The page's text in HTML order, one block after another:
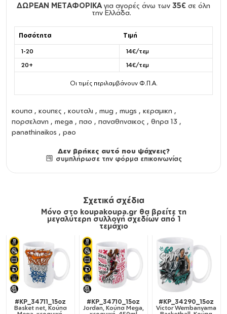
ΔΩΡΕΑΝ ΜΕΤΑΦΟΡΙΚΑ για αγορές άνω των 35€ σε όλη
την Ελλάδα.
Ποσότητα Τιμή
1-20
14€/τεμ
20+
14€/τεμ
Οι τιμές περιλαμβάνουν Φ.Π.Α.
κουπα , κουπες , κουταλι , mug , mugs , κεραμικη ,
πορσελανη , mega , παο , παναθηναικος , θηρα 13 ,
panathinaikos , pao
Δεν βρήκες αυτό που ψάχνεις?
συμπλήρωσε την φόρμα επικοινωνίας
Σχετικά σχέδια
Μόνο στο koupakoupa.gr θα βρείτε τη
μεγαλύτερη συλλογή σχεδίων από 1
τεμάχιο
#KP_34711_15oz
Basket net, Κούπα
#KP_34710_15oz
Jordan, Κούπα Mega,
#KP_34290_15oz
Victor Wembanyama